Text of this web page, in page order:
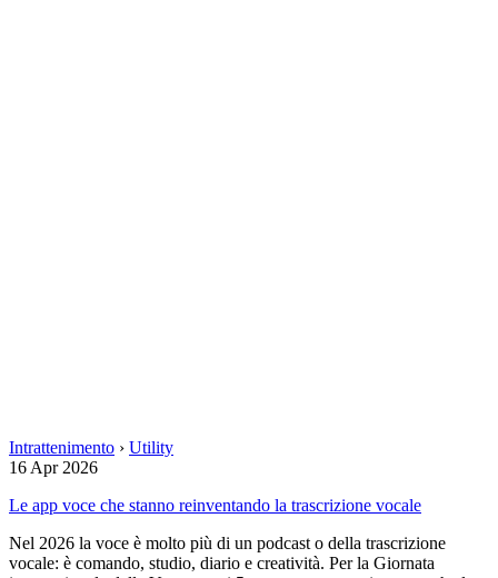
Intrattenimento › Utility
16 Apr 2026
Le app voce che stanno reinventando la trascrizione vocale
Nel 2026 la voce è molto più di un podcast o della trascrizione
vocale: è comando, studio, diario e creatività. Per la Giornata